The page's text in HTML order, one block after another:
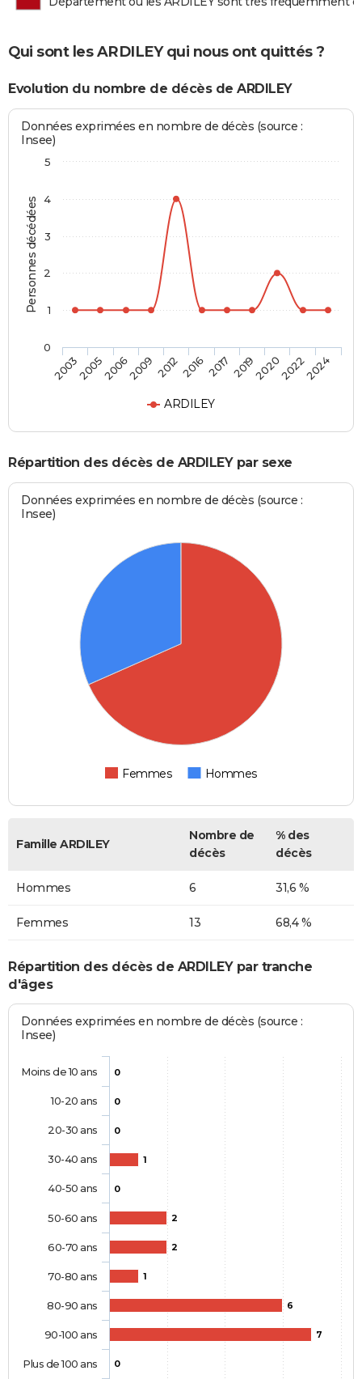
Qui sont les ARDILEY qui nous ont quittés ?
Evolution du nombre de décès de ARDILEY
Personnes décédées
Données exprimées en nombre de décès (source :
Insee)
ARDILEY
2003200520062009 201220162017 2019202020222024
0
1
2
3
4
5
Répartition des décès de ARDILEY par sexe
Données exprimées en nombre de décès (source :
Insee)
Femmes Hommes
Famille ARDILEY
Nombre de
décès
% des
décès
Hommes 6 31,6 %
Femmes 13 68,4 %
Répartition des décès de ARDILEY par tranche
d'âges
Données exprimées en nombre de décès (source :
Insee)
0
0
0
1
0
2
2
1
6
7
0
Moins de 10 ans
10-20 ans
20-30 ans
30-40 ans
40-50 ans
50-60 ans
60-70 ans
70-80 ans
80-90 ans
90-100 ans
Plus de 100 ans